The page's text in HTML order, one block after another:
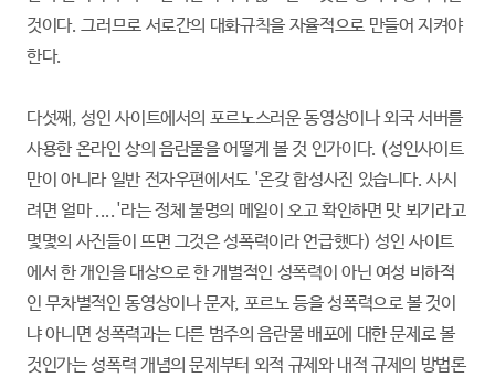
것이다. 그러므로 서로간의 대화규칙을 자율적으로 만들어 지켜야
한다.
다섯째, 성인 사이트에서의 포르노스러운 동영상이나 외국 서버를
사용한 온라인 상의 음란물을 어떻게 볼 것 인가이다. (성인사이트
만이 아니라 일반 전자우편에서도 '온갖 합성사진 있습니다. 사시
려면 얼마 ....'라는 정체 불명의 메일이 오고 확인하면 맛 뵈기라고
몇몇의 사진들이 뜨면 그것은 성폭력이라 언급했다) 성인 사이트
에서 한 개인을 대상으로 한 개별적인 성폭력이 아닌 여성 비하적
인 무차별적인 동영상이나 문자, 포르노 등을 성폭력으로 볼 것이
냐 아니면 성폭력과는 다른 범주의 음란물 배포에 대한 문제로 볼
것인가는 성폭력 개념의 문제부터 외적 규제와 내적 규제의 방법론